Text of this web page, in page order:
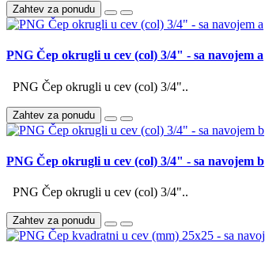
Zahtev za ponudu
PNG Čep okrugli u cev (col) 3/4" - sa navojem a
PNG Čep okrugli u cev (col) 3/4"..
Zahtev za ponudu
PNG Čep okrugli u cev (col) 3/4" - sa navojem b
PNG Čep okrugli u cev (col) 3/4"..
Zahtev za ponudu